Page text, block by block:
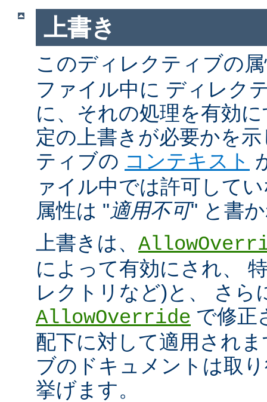
上書き
このディレクティブの
ファイル中に ディレク
に、それの処理を有効
定の上書きが必要かを
ティブの コンテキスト
ァイル中では許可して
属性は "適用不可" と書
上書きは、
によって有効にされ、
レクトリなど)と、 さら
AllowOverride で修正
配下に対して適用され
ブのドキュメントは取
挙げます。